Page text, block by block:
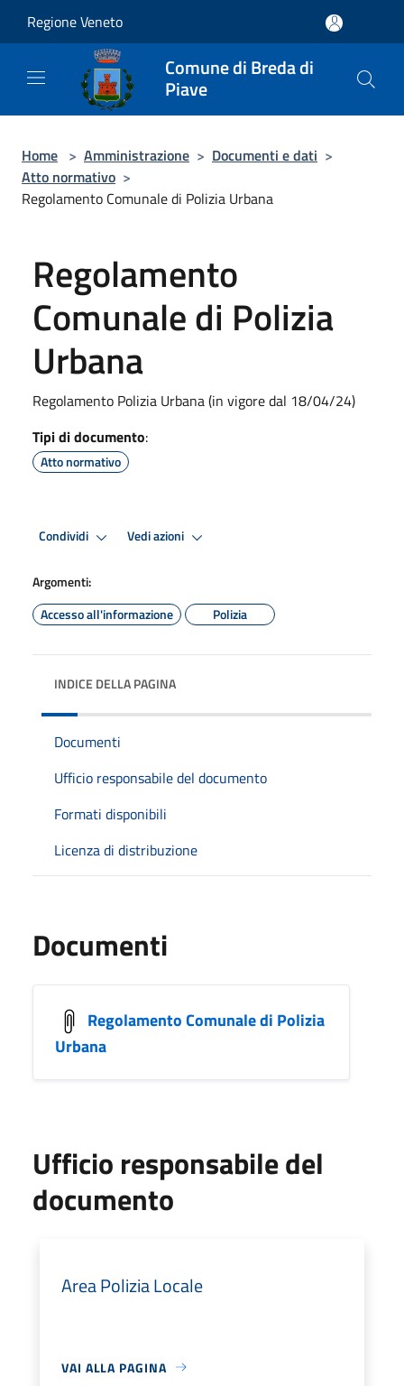
Regione Veneto
Comune di Breda di
Piave
Home > Amministrazione > Documenti e dati >
Atto normativo >
Regolamento Comunale di Polizia Urbana
Regolamento
Comunale di Polizia
Urbana
Regolamento Polizia Urbana (in vigore dal 18/04/24)
Tipi di documento:
Atto normativo
Condividi Vedi azioni
Argomenti:
Accesso all'informazione
Polizia
INDICE DELLA PAGINA
Documenti
Ufficio responsabile del documento
Formati disponibili
Licenza di distribuzione
Documenti
Regolamento Comunale di Polizia
Urbana
Ufficio responsabile del
documento
Area Polizia Locale
VAI ALLA PAGINA